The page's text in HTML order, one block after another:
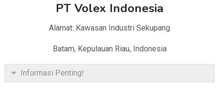
PT Volex Indonesia
Alamat: Kawasan Industri Sekupang
Batam, Kepulauan Riau, Indonesia
Informasi Penting!